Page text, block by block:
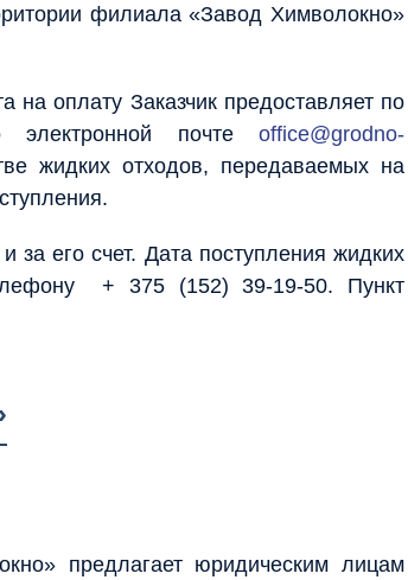
филиала «Завод Химволокно»
на оплату Заказчик предоставляет по
почте office@grodno-
жидких отходов, передаваемых на
за его счет. Дата поступления жидких
+ 375 (152) 39-19-50. Пункт
предлагает юридическим лицам